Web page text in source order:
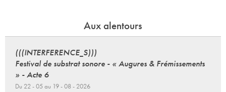
Aux alentours
(((INTERFERENCE_S)))
Festival de substrat sonore - « Augures & Frémissements
» - Acte 6
Du 22 - 05 au 19 - 08 - 2026